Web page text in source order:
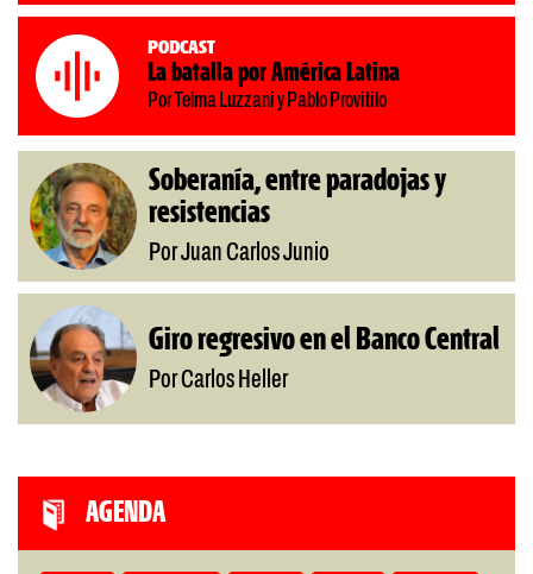
Podcast
La batalla por América Latina
Por Telma Luzzani y Pablo Provitilo
Soberanía, entre paradojas y
resistencias
Por Juan Carlos Junio
Giro regresivo en el Banco Central
Por Carlos Heller
AGENDA